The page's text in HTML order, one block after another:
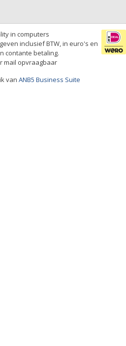
in computers
inclusief BTW, in euro's en
contante betaling.
mail opvraagbaar
van ANB5 Business Suite